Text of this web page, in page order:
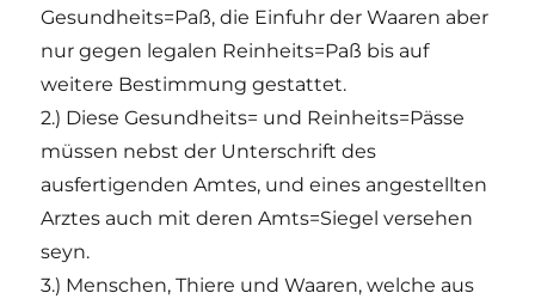
Gesundheits=Paß, die Einfuhr der Waaren aber
nur gegen legalen Reinheits=Paß bis auf
weitere Bestimmung gestattet.
2.) Diese Gesundheits= und Reinheits=Pässe
müssen nebst der Unterschrift des
ausfertigenden Amtes, und eines angestellten
Arztes auch mit deren Amts=Siegel versehen
seyn.
3.) Menschen, Thiere und Waaren, welche aus